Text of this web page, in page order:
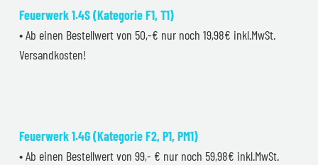
Feuerwerk 1.4S (Kategorie F1, T1)
• Ab einen Bestellwert von 50,-€ nur noch 19,98€ inkl.MwSt.
Versandkosten!
Feuerwerk 1.4G (Kategorie F2, P1, PM1)
• Ab einen Bestellwert von 99,- € nur noch 59,98€ inkl.MwSt.